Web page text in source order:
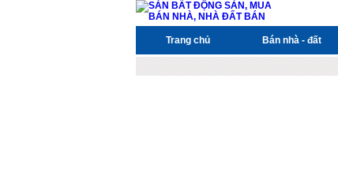
Trang chủ Bán nhà - đất